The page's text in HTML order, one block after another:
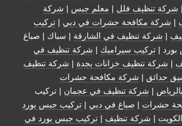
| شركة تنظيف فلل | معلم جبس | شركة
| شركة مكافحة حشرات في دبي | تركيب
| شركة تنظيف في الشارقة | سباك | صباغ
| تركيب سيراميك | شركة تنظيف في
| شركة تنظيف خزانات بجدة | شركة تنظيف
حدائق | شركة مكافحة حشرات
| شركة تنظيف في عجمان | تركيب
حشرات | صباغ في دبي | تركيب جبس بورد
| شركة تنظيف | تركيب جبس بورد في